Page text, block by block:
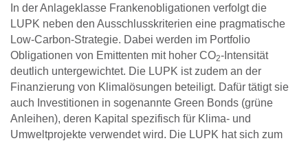
In der Anlageklasse Frankenobligationen verfolgt die
LUPK neben den Ausschlusskriterien eine pragmatische
Low-Carbon-Strategie. Dabei werden im Portfolio
Obligationen von Emittenten mit hoher CO2-Intensität
deutlich untergewichtet. Die LUPK ist zudem an der
Finanzierung von Klimalösungen beteiligt. Dafür tätigt sie
auch Investitionen in sogenannte Green Bonds (grüne
Anleihen), deren Kapital spezifisch für Klima- und
Umweltprojekte verwendet wird. Die LUPK hat sich zum